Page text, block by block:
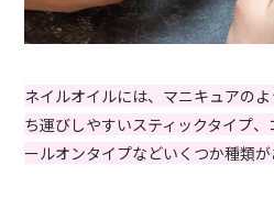
ネイルオイルには、マニキュアの
ち運びしやすいスティックタイプ
ールオンタイプなどいくつか種類が